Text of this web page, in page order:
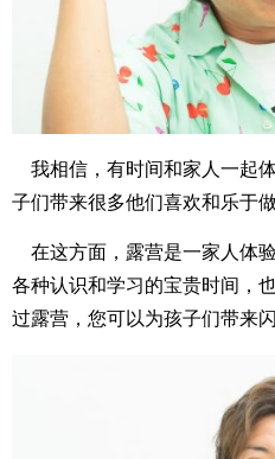
我相信，有时间和家人一起
子们带来很多他们喜欢和乐于做
在这方面，露营是一家人体
各种认识和学习的宝贵时间，
过露营，您可以为孩子们带来